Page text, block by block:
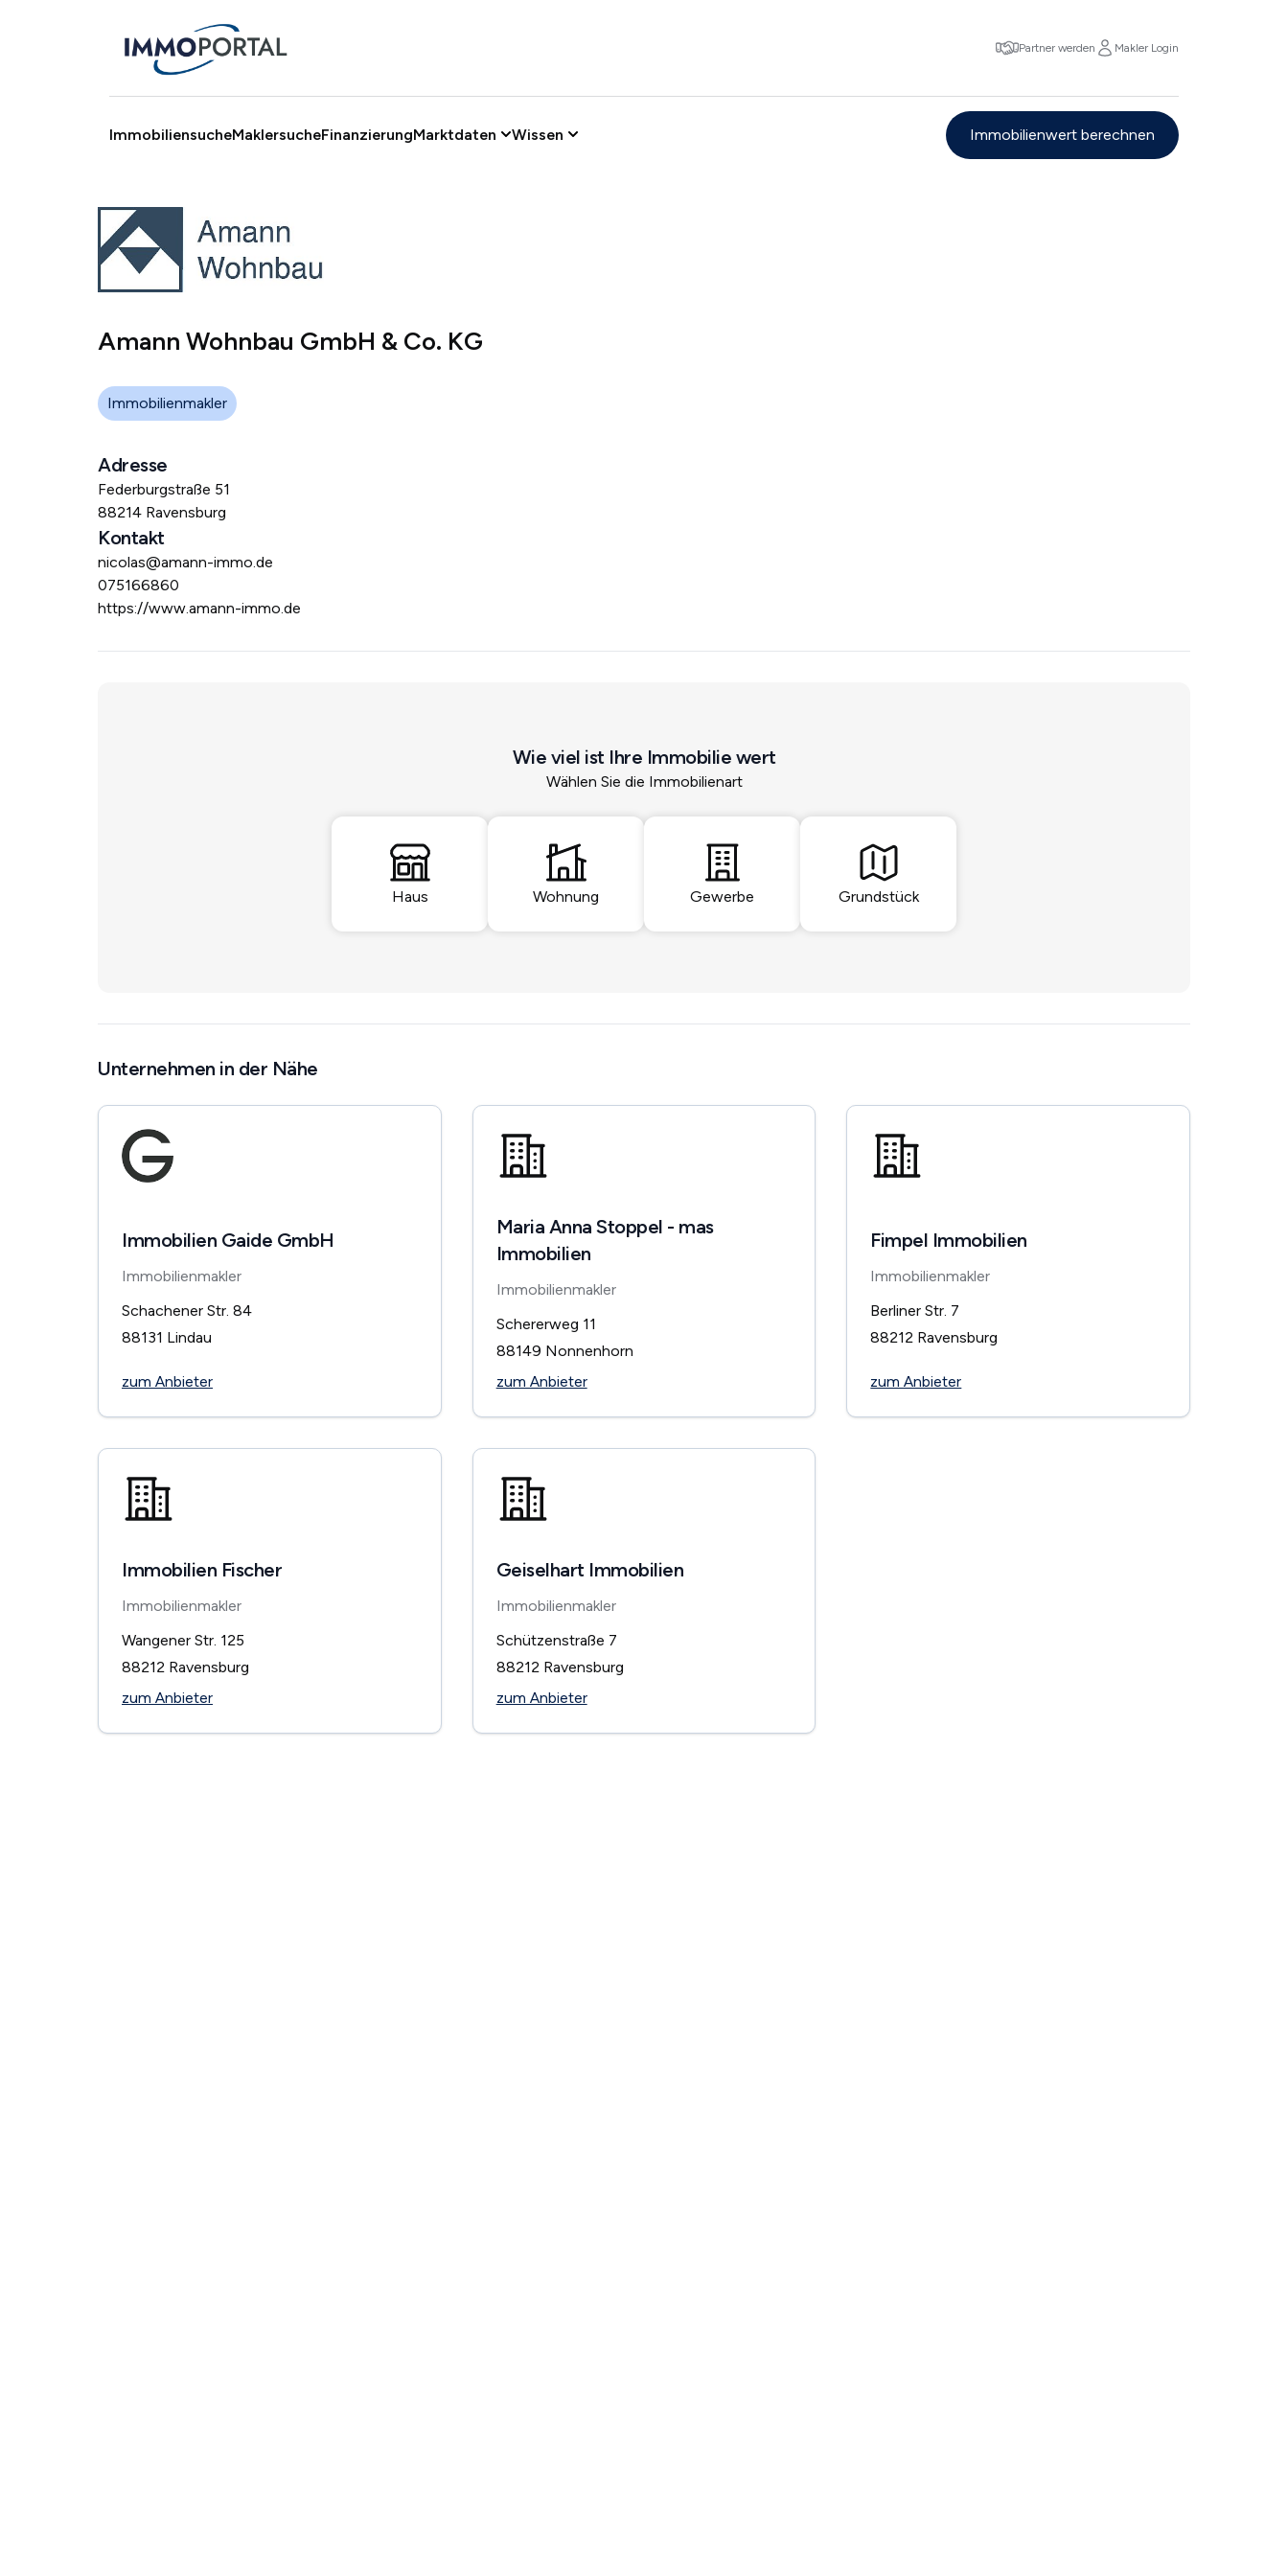
Partner werden Makler Login
ImmobiliensucheMaklersucheFinanzierungMarktdaten Wissen Immobilienwert berechnen
Amann Wohnbau GmbH & Co. KG
Immobilienmakler
Adresse
Federburgstraße 51
88214 Ravensburg
Kontakt
nicolas@amann-immo.de
075166860
https://www.amann-immo.de
Wie viel ist Ihre Immobilie wert
Wählen Sie die Immobilienart
Haus Wohnung Gewerbe Grundstück
Unternehmen in der Nähe
Immobilien Gaide GmbH
Immobilienmakler
Schachener Str. 84
88131 Lindau
zum Anbieter
Maria Anna Stoppel - mas
Immobilien
Immobilienmakler
Schererweg 11
88149 Nonnenhorn
zum Anbieter
Fimpel Immobilien
Immobilienmakler
Berliner Str. 7
88212 Ravensburg
zum Anbieter
Immobilien Fischer
Immobilienmakler
Wangener Str. 125
88212 Ravensburg
zum Anbieter
Geiselhart Immobilien
Immobilienmakler
Schützenstraße 7
88212 Ravensburg
zum Anbieter